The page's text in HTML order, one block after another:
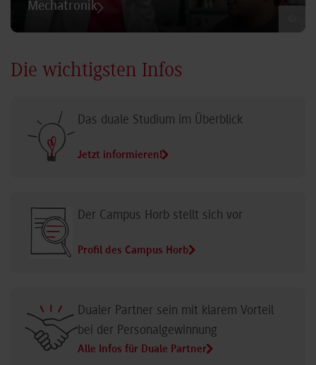
Mechatronik
Die wichtigsten Infos
Das duale Studium im Überblick
Jetzt informieren!
Der Campus Horb stellt sich vor
Profil des Campus Horb
Dualer Partner sein mit klarem Vorteil
bei der Personalgewinnung
Alle Infos für Duale Partner